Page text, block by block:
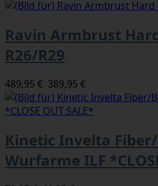
Ravin Armbrust
R26/R29
489,95 € 389,95 €
Kinetic Invelta
Wurfarme ILF